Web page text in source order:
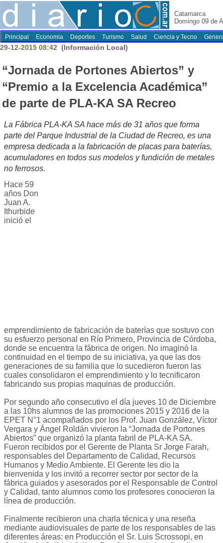
Catamarca
Domingo 09 de
Principal Economia Deportes Turismo Salud Ciencia y Tecno
29-12-2015 08:42 (Información Local)
“Jornada de Portones Abiertos” y
“Premio a la Excelencia Académica”
de parte de PLA-KA SA Recreo
La Fábrica PLA-KA SA hace más de 31 años que forma
parte del Parque Industrial de la Ciudad de Recreo, es una
empresa dedicada a la fabricación de placas para baterías,
acumuladores en todos sus modelos y fundición de metales
no ferrosos.
Hace 59
años Don
Juan A.
Ithurbide
inició el
emprendimiento de fabricación de baterías que sostuvo con
su esfuerzo personal en Río Primero, Provincia de Córdoba,
donde se encuentra la fábrica de origen. No imaginó la
continuidad en el tiempo de su iniciativa, ya que las dos
generaciones de su familia que lo sucedieron fueron las
cuales consolidaron el emprendimiento y lo tecnificaron
fabricando sus propias maquinas de producción.
Por segundo año consecutivo el día jueves 10 de Diciembre
a las 10hs alumnos de las promociones 2015 y 2016 de la
EPET N°1 acompañados por los Prof. Juan González, Víctor
Vergara y Ángel Roldán vivieron la “Jornada de Portones
Abiertos” que organizó la planta fabril de PLA-KA SA.
Fueron recibidos por el Gerente de Planta Sr Jorge Farah,
responsables del Departamento de Calidad, Recursos
Humanos y Medio Ambiente. El Gerente les dio la
bienvenida y los invitó a recorrer sector por sector de la
fábrica guiados y asesorados por el Responsable de Control
y Calidad, tanto alumnos como los profesores conocieron la
línea de producción.
Finalmente recibieron una charla técnica y una reseña
mediante audiovisuales de parte de los responsables de las
diferentes áreas: en Producción el Sr. Luis Scrossopi, en